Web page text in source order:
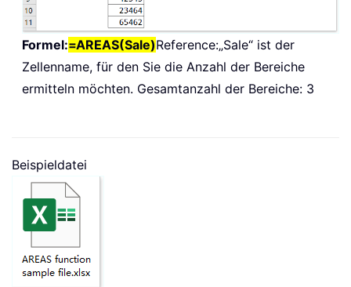
Formel:=AREAS(Sale)Reference:„Sale“ ist der
Zellenname, für den Sie die Anzahl der Bereiche
ermitteln möchten. Gesamtanzahl der Bereiche: 3
Beispieldatei